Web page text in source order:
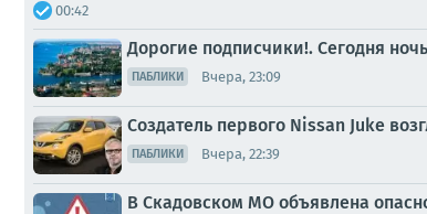
00:42
Дорогие подписчики!. Сегодня
ПАБЛИКИ Вчера, 23:09
Создатель первого Nissan Juke
ПАБЛИКИ Вчера, 22:39
В Скадовском МО объявлена